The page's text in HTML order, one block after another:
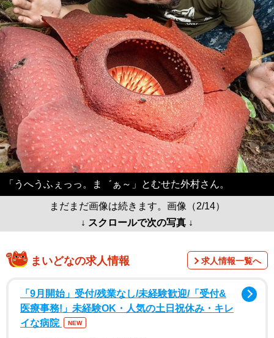
「うへうふぇっっ。ま゛ぁ～」とむせた外村さん。
まだまだ画像は続きます。画像（2/14）
↓ スクロールで次の写真 ↓
まいどなの求人情報 求人情報一覧へ
「9月開始」受付/残業なし/未経験歓迎/「受付&
医療事務!」未経験OK・人気の土日祝休み・キレ
イな病院
NEW